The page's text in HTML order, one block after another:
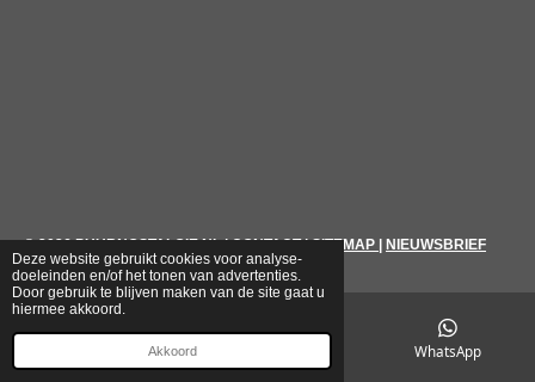
Deze website gebruikt cookies voor analyse-
doeleinden en/of het tonen van advertenties.
Door gebruik te blijven maken van de site gaat u
hiermee akkoord.
Akkoord
© 2026 PUURNOSTALGIE.NL|CONTACT|SITEMAP NIEUWSBRIEF
WhatsApp